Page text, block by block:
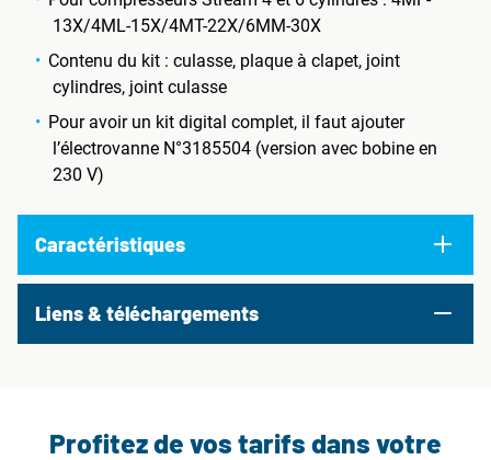
13X/4ML-15X/4MT-22X/6MM-30X
Contenu du kit : culasse, plaque à clapet, joint
cylindres, joint culasse
Pour avoir un kit digital complet, il faut ajouter
l’électrovanne N°3185504 (version avec bobine en
230 V)
Caractéristiques
Liens & téléchargements
Profitez de vos tarifs dans votre